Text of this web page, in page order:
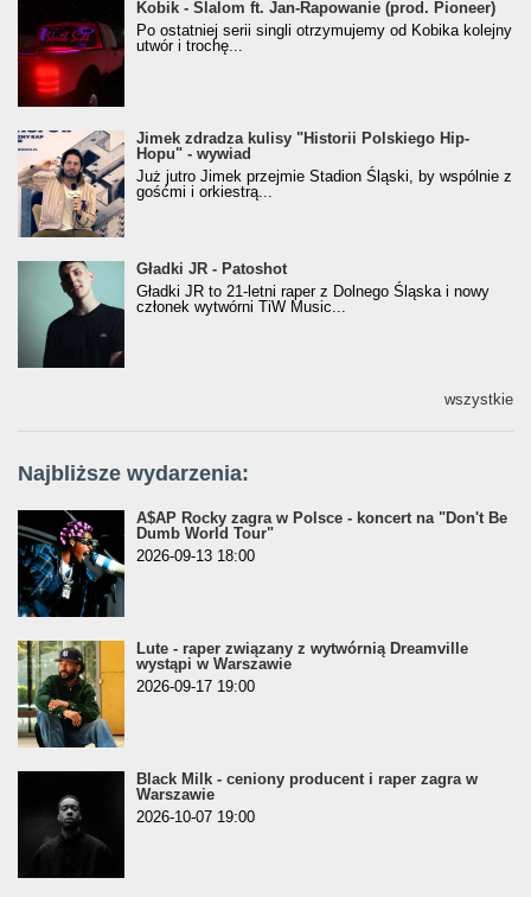
Kobik - Slalom ft. Jan-Rapowanie (prod. Pioneer)
[Official Music Visualiser]
Kobik - Slalom ft. Jan-Rapowanie (prod. Pioneer)
Po ostatniej serii singli otrzymujemy od Kobika kolejny
utwór i trochę...
Jimek zdradza kulisy "Historii Polskiego Hip-
Hopu" - wywiad
Jimek zdradza kulisy "Historii Polskiego Hip-
Hopu" - wywiad
Już jutro Jimek przejmie Stadion Śląski, by wspólnie z
gośćmi i orkiestrą...
Gładki JR - Patoshot
Gładki JR - Patoshot
Gładki JR to 21-letni raper z Dolnego Śląska i nowy
członek wytwórni TiW Music...
wszystkie
Najbliższe wydarzenia:
A$AP Rocky zagra w Polsce - koncert na "Don't Be
Dumb World Tour"
2026-09-13 18:00
Lute - raper związany z wytwórnią Dreamville
wystąpi w Warszawie
2026-09-17 19:00
Black Milk - ceniony producent i raper zagra w
Warszawie
2026-10-07 19:00